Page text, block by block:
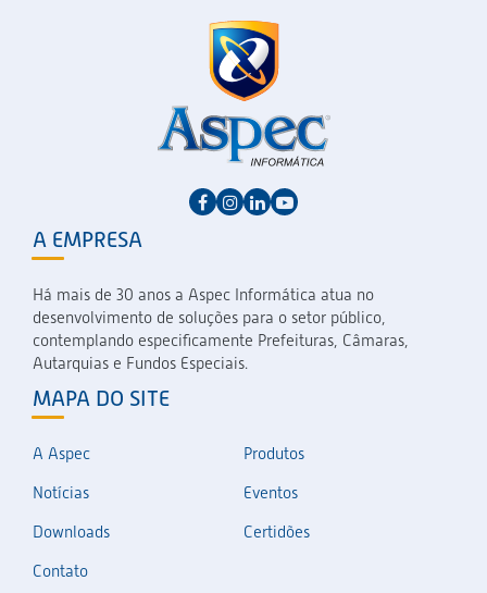
A EMPRESA
Há mais de 30 anos a Aspec Informática atua no
desenvolvimento de soluções para o setor público,
contemplando especificamente Prefeituras, Câmaras,
Autarquias e Fundos Especiais.
MAPA DO SITE
A Aspec
Produtos
Notícias
Eventos
Downloads
Certidões
Contato